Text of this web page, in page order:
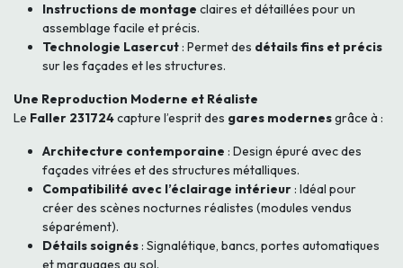
Instructions de montage claires et détaillées pour un
assemblage facile et précis.
Technologie Lasercut : Permet des détails fins et précis
sur les façades et les structures.
Une Reproduction Moderne et Réaliste
Le Faller 231724capture l’esprit des gares modernesgrâce à :
Architecture contemporaine : Design épuré avec des
façades vitrées et des structures métalliques.
Compatibilité avec l’éclairage intérieur : Idéal pour
créer des scènes nocturnes réalistes (modules vendus
séparément).
Détails soignés : Signalétique, bancs, portes automatiques
et marquages au sol.